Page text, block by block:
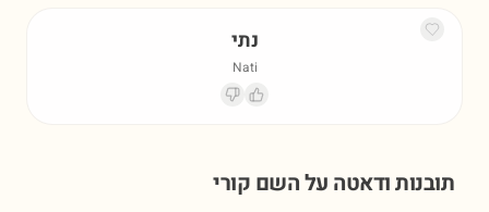
נתי
Nati
תובנות ודאטה על השם קורי